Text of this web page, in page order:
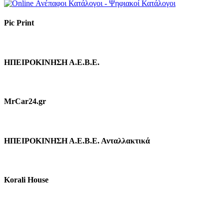
Pic Print
ΗΠΕΙΡΟΚΙΝΗΣΗ Α.Ε.Β.Ε.
MrCar24.gr
ΗΠΕΙΡΟΚΙΝΗΣΗ Α.Ε.Β.Ε. Ανταλλακτικά
Korali House